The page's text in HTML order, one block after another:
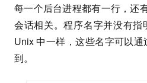
每一个后台进程都有一行，还
会话相关。程序名字并没有
Unix 中一样，这些名字可以
到。